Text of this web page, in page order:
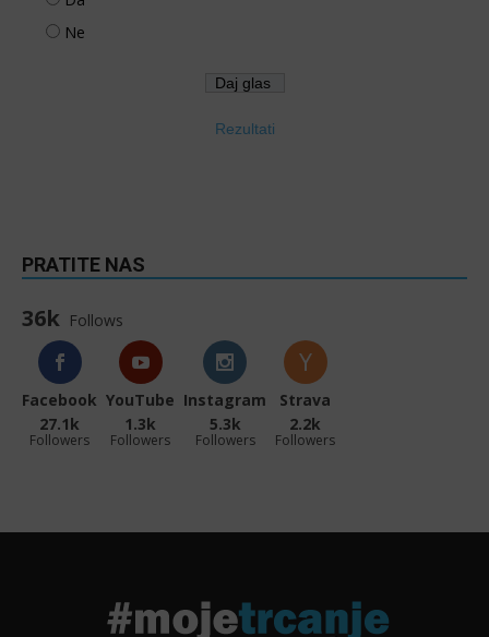
Ne
Rezultati
PRATITE NAS
36k Follows
Facebook
27.1k
Followers
YouTube
1.3k
Followers
Instagram
5.3k
Followers
Strava
2.2k
Followers